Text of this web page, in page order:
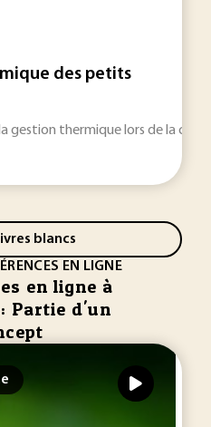
des petits
gestion thermique lors de la
blancs
EN LIGNE
en ligne à
Partie d'un